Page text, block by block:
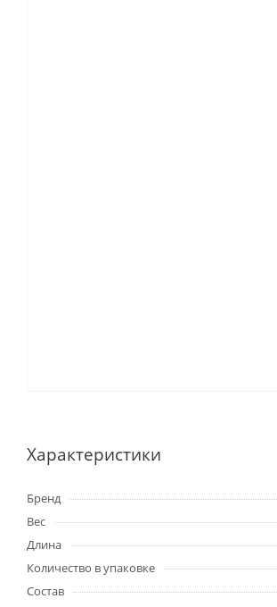
Характеристики
Бренд
Вес
Длина
Количество в упаковке
Состав